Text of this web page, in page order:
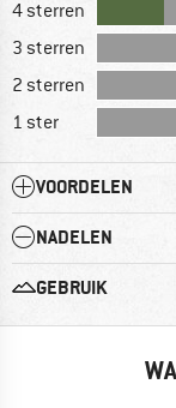
4 sterren
3 sterren
2 sterren
1 ster
VOORDELEN
NADELEN
GEBRUIK